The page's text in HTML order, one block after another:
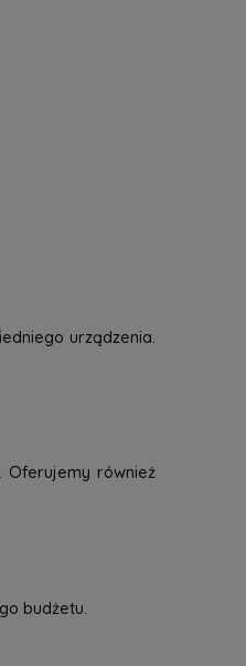
urządzenia.
Oferujemy również
budżetu.